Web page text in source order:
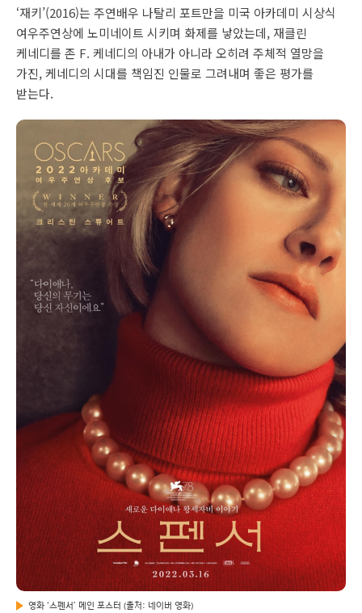
‘재키’(2016)는 주연배우 나탈리 포트만을 미국 아카데미 시상식
여우주연상에 노미네이트 시키며 화제를 낳았는데, 재클린
케네디를 존 F. 케네디의 아내가 아니라 오히려 주체적 열망을
가진, 케네디의 시대를 책임진 인물로 그려내며 좋은 평가를
받는다.
영화 ‘스펜서’ 메인 포스터 (출처: 네이버 영화)